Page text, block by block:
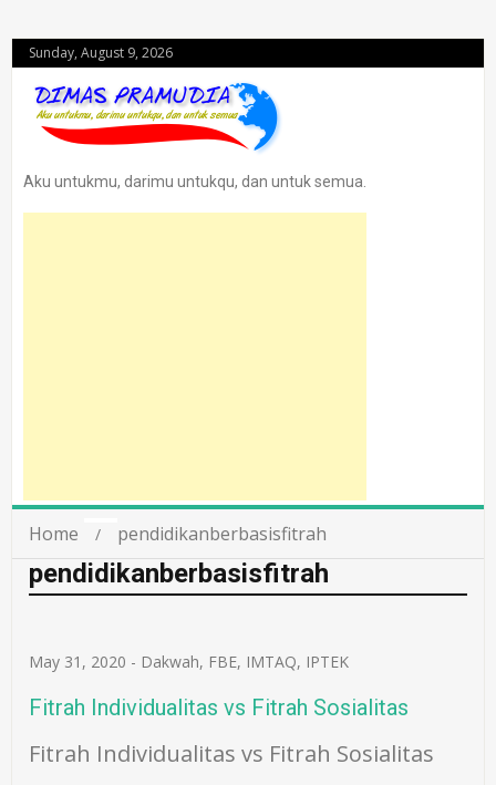
Sunday, August 9, 2026
Aku untukmu, darimu untukqu, dan untuk semua.
Home pendidikanberbasisfitrah
pendidikanberbasisfitrah
May 31, 2020 - Dakwah, FBE, IMTAQ, IPTEK
Fitrah Individualitas vs Fitrah Sosialitas
Fitrah Individualitas vs Fitrah Sosialitas